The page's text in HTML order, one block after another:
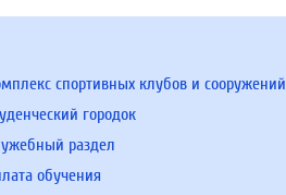
спортивных клубов и сооружений
городок
раздел
обучения